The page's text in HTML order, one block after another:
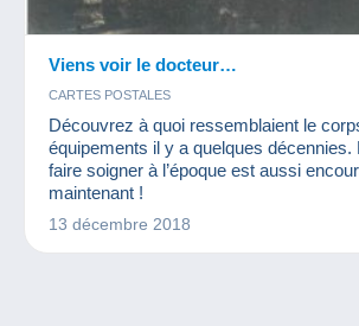
Viens voir le docteur…
CARTES POSTALES
Découvrez à quoi ressemblaient le
équipements il y a quelques décennies.
faire soigner à l’époque est aussi
maintenant !
13 décembre 2018